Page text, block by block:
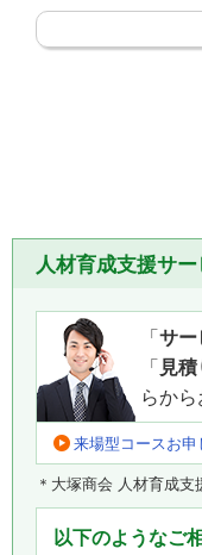
人材育成支援サ
「 サー
「 見
らから
来場型コースお申
＊大塚商会 人材育成支
以下のようなご